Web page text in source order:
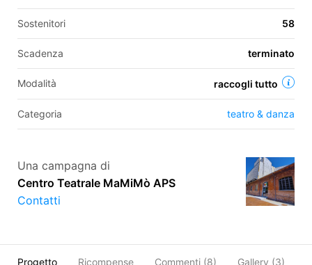
Sostenitori 58
Scadenza terminato
Modalità raccogli tutto
Categoria teatro & danza
Una campagna di
Centro Teatrale MaMiMò APS
Contatti
Progetto Ricompense Commenti (8) Gallery (3)